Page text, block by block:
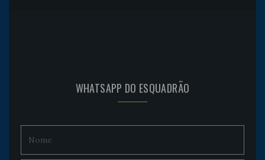
WHATSAPP DO ESQUADRÃO